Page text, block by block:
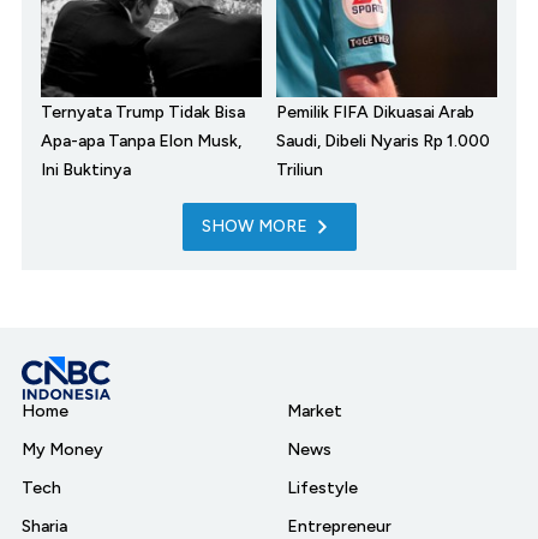
Ternyata Trump Tidak Bisa
Apa-apa Tanpa Elon Musk,
Ini Buktinya
Pemilik FIFA Dikuasai Arab
Saudi, Dibeli Nyaris Rp 1.000
Triliun
SHOW MORE
Home
My Money
Tech
Sharia
Market
News
Lifestyle
Entrepreneur